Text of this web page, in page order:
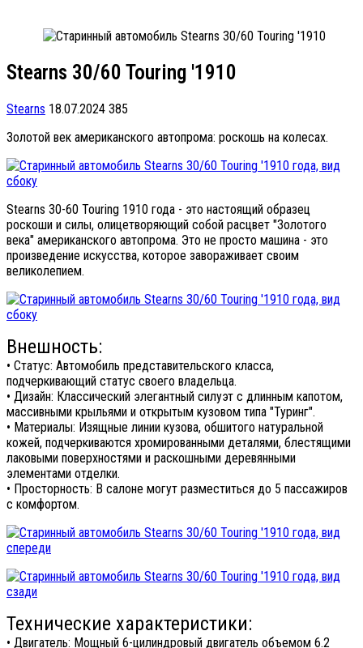
Stearns 30/60 Touring '1910
Stearns 18.07.2024 385
Золотой век американского автопрома: роскошь на колесах.
Stearns 30-60 Touring 1910 года - это настоящий образец
роскоши и силы, олицетворяющий собой расцвет "Золотого
века" американского автопрома. Это не просто машина - это
произведение искусства, которое завораживает своим
великолепием.
Внешность:
• Статус: Автомобиль представительского класса,
подчеркивающий статус своего владельца.
• Дизайн: Классический элегантный силуэт с длинным капотом,
массивными крыльями и открытым кузовом типа "Туринг".
• Материалы: Изящные линии кузова, обшитого натуральной
кожей, подчеркиваются хромированными деталями, блестящими
лаковыми поверхностями и раскошными деревянными
элементами отделки.
• Просторность: В салоне могут разместиться до 5 пассажиров
с комфортом.
Технические характеристики:
• Двигатель: Мощный 6-цилиндровый двигатель объемом 6.2